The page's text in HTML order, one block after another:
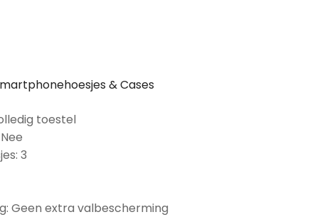
& Cases
toestel
3
Geen extra valbescherming